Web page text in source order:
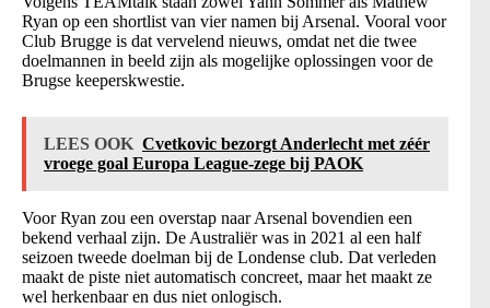
Ryan op een shortlist van vier namen bij Arsenal. Vooral voor
Club Brugge is dat vervelend nieuws, omdat net die twee
doelmannen in beeld zijn als mogelijke oplossingen voor de
Brugse keeperskwestie.
LEES OOK Cvetkovic bezorgt Anderlecht met zéér
vroege goal Europa League-zege bij PAOK
Voor Ryan zou een overstap naar Arsenal bovendien een
bekend verhaal zijn. De Australiër was in 2021 al een half
seizoen tweede doelman bij de Londense club. Dat verleden
maakt de piste niet automatisch concreet, maar het maakt ze
wel herkenbaar en dus niet onlogisch.